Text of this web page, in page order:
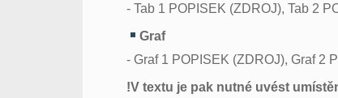
- Tab 1 POPISEK (ZDROJ), Tab 2
Graf
- Graf 1 POPISEK (ZDROJ), Graf 2
!V textu je pak nutné uvést